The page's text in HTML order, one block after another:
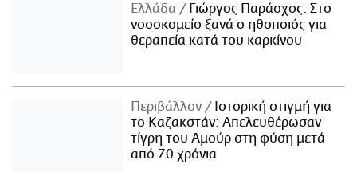
Ελλάδα
Γιώργος Παράσχος: Στο
νοσοκομείο ξανά ο ηθοποιός για
θεραπεία κατά του καρκίνου
Περιβάλλον
Ιστορική στιγμή για
το Καζακστάν: Απελευθέρωσαν
τίγρη του Αμούρ στη φύση μετά
από 70 χρόνια